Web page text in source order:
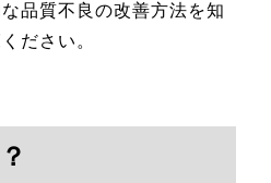
品質不良の改善方法を知
ださい。